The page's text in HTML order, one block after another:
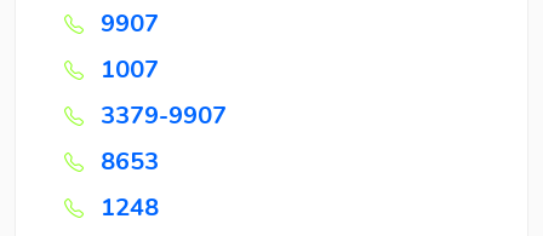
9907
1007
3379-9907
8653
1248